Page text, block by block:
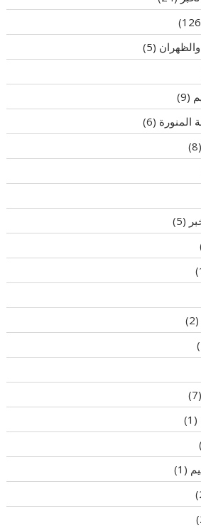
(5)
(9)
المنورة (6)
(8)
(5)
(2)
(7)
(1)
(1)